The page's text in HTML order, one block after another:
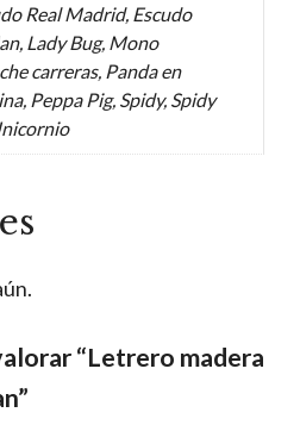
Real Madrid, Escudo
Lady Bug, Mono
carreras, Panda en
Peppa Pig, Spidy, Spidy
“Letrero madera